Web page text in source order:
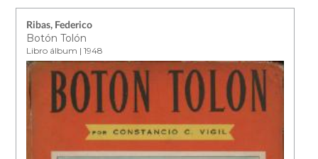
Ribas, Federico
Botón Tolón
Libro álbum | 1948